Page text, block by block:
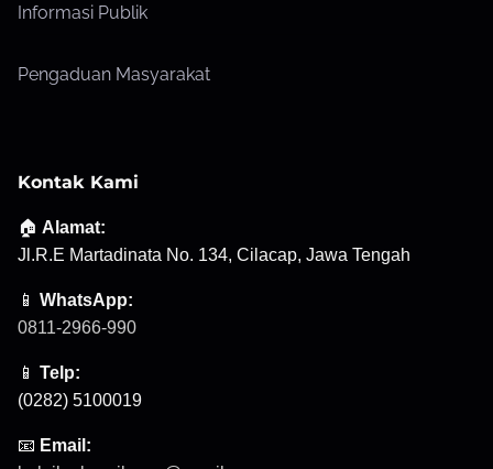
Informasi Publik
Pengaduan Masyarakat
Kontak Kami
🏠 Alamat:
Jl.R.E Martadinata No. 134, Cilacap, Jawa Tengah
📱 WhatsApp:
0811-2966-990
📱 Telp:
(0282) 5100019
📧 Email: